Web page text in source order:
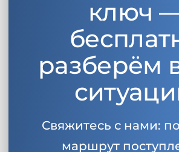
ключ
разберём
Свяжитесь с нами:
маршрут